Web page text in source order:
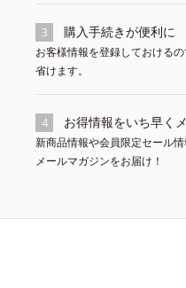
3 購入手続きが便利に
お客様情報を登録しておける
省けます。
4 お得情報をいち早く
新商品情報や会員限定セール
メールマガジンをお届け！